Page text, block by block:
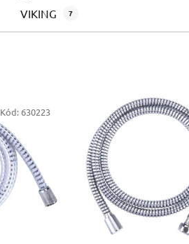
VIKING 7
Kód: 630223